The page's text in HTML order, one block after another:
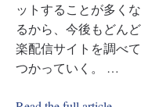
ットすることが多く
るから、今後もどん
楽配信サイトを調べ
つかっていく。 …